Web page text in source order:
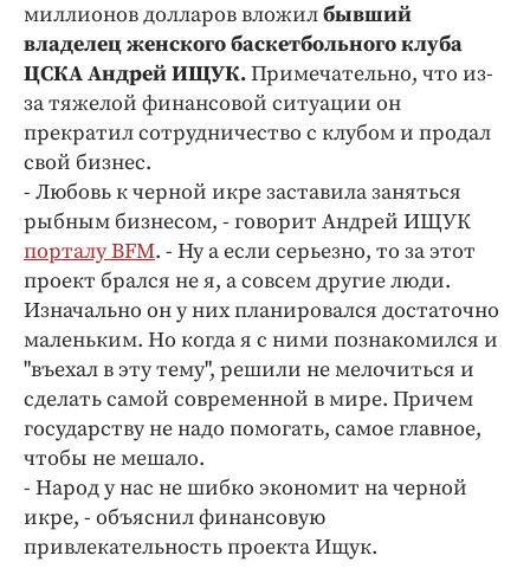
миллионов долларов вложилбывший
владелец женского баскетбольного клуба
ЦСКА Андрей ИЩУК.Примечательно, что из-
за тяжелой финансовой ситуации он
прекратил сотрудничество с клубом и продал
свой бизнес.
- Любовь к черной икре заставила заняться
рыбным бизнесом, - говорит Андрей ИЩУК
порталу BFM. - Ну а если серьезно, то за этот
проект брался не я, а совсем другие люди.
Изначально он у них планировался достаточно
маленьким. Но когда я с ними познакомился и
"въехал в эту тему", решили не мелочиться и
сделать самой современной в мире. Причем
государству не надо помогать, самое главное,
чтобы не мешало.
- Народ у нас не шибко экономит на черной
икре, - объяснил финансовую
привлекательность проекта Ищук.